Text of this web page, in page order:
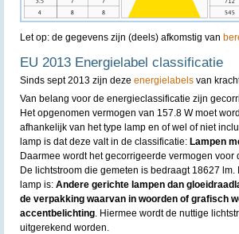
Let op: de gegevens zijn (deels) afkomstig van
EU 2013 Energielabel classificatie
Sinds sept 2013 zijn deze energielabels van
Van belang voor de energieclassificatie zijn
Het opgenomen vermogen van 157.8 W moet
afhankelijk van het type lamp en of wel of niet
lamp is dat deze valt in de classificatie: Lampen
Daarmee wordt het gecorrigeerde vermogen voor
De lichtstroom die gemeten is bedraagt 18627
lamp is: Andere gerichte lampen dan
de verpakking waarvan in woorden of grafisch
accentbelichting. Hiermee wordt de nuttige
uitgerekend worden.